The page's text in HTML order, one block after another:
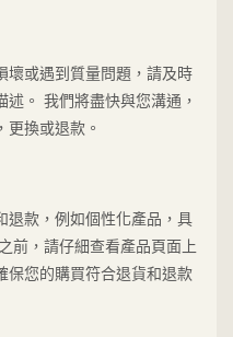
壞或遇到質量問題，請及時
。 我們將盡快與您溝通，
換或退款。
退款，例如個性化產品，具
前，請仔細查看產品頁面上
保您的購買符合退貨和退款